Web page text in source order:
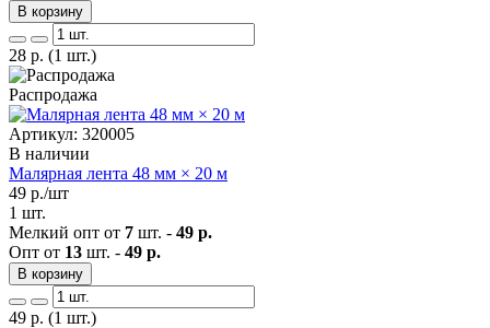
В корзину
28 р. (1 шт.)
Распродажа
Артикул: 320005
В наличии
Малярная лента 48 мм × 20 м
49 р./шт
1 шт.
Мелкий опт от 7 шт. - 49 р.
Опт от 13 шт. - 49 р.
В корзину
49 р. (1 шт.)